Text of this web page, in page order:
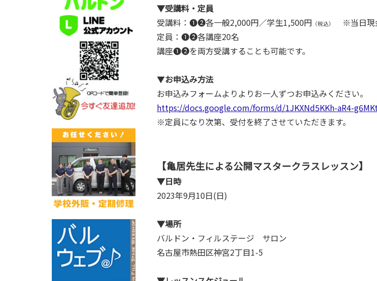
▼受講料・定員
受講料：❶❷各一般2,000円／学生1,500円 （税込）
※当日現
定員：❶❷各講座20名
講座❶❷を両方受講することも可能です。
▼お申込み方法
お申込みフォームよりよりお一人ずつお申込みください。
https://docs.google.com/forms/d/1JKXNd5KKh-aR4-
※定員になり次第、受付を終了させていただきます。
【亀居先生による公開マスタークラスレッスン】
▼日時
2023年9月10日(日)
▼場所
バルドン・フィルステージ サロン
名古屋市熱田区神宮2丁目1-5